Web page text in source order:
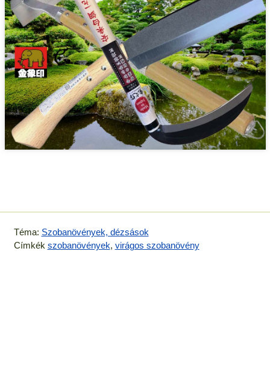
Téma: Szobanövények, dézsások
Címkék szobanövények, virágos szobanövény